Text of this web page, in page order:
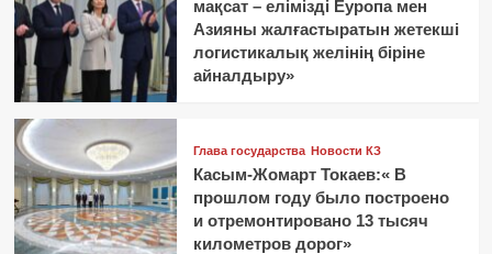
мақсат – елімізді Еуропа мен
Азияны жалғастыратын жетекші
логистикалық желінің біріне
айналдыру»
Глава государства Новости КЗ
Касым-Жомарт Токаев:« В
прошлом году было построено
и отремонтировано 13 тысяч
километров дорог»